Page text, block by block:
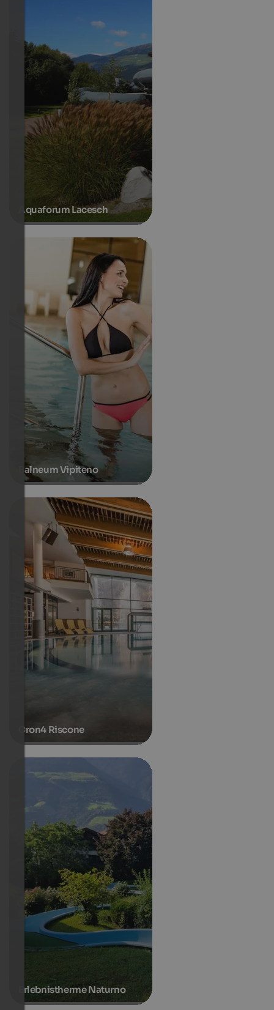
Aquaforum Lacesch
Balneum Vipiteno
Cron4 Riscone
Erlebnistherme Naturno